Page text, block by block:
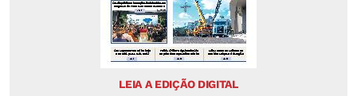
LEIA A EDIÇÃO DIGITAL